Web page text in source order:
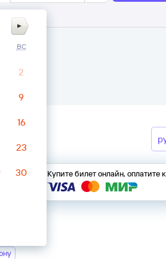
Купите билет онлайн, оплатите
ВС
2
9
16
23
30